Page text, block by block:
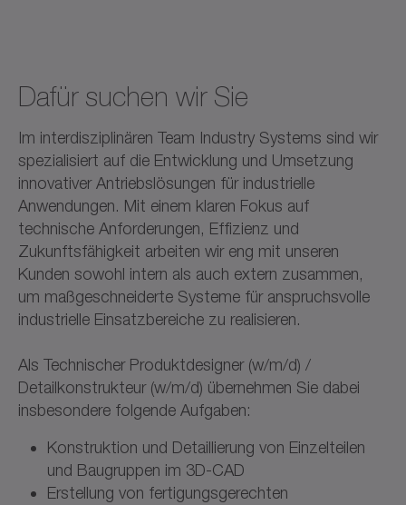
Dafür suchen wir Sie
Im interdisziplinären Team Industry Systems sind wir
spezialisiert auf die Entwicklung und Umsetzung
innovativer Antriebslösungen für industrielle
Anwendungen. Mit einem klaren Fokus auf
technische Anforderungen, Effizienz und
Zukunftsfähigkeit arbeiten wir eng mit unseren
Kunden sowohl intern als auch extern zusammen,
um maßgeschneiderte Systeme für anspruchsvolle
industrielle Einsatzbereiche zu realisieren.
Als Technischer Produktdesigner (w/m/d) /
Detailkonstrukteur (w/m/d) übernehmen Sie dabei
insbesondere folgende Aufgaben:
Konstruktion und Detaillierung von Einzelteilen
und Baugruppen im 3D-CAD
Erstellung von fertigungsgerechten